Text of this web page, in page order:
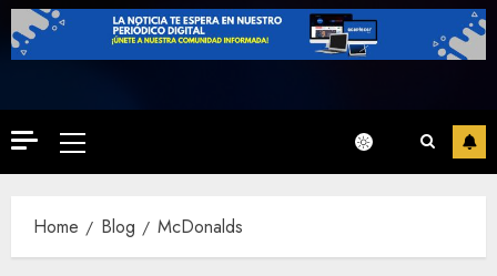
Primary
Menu
Home Blog McDonalds